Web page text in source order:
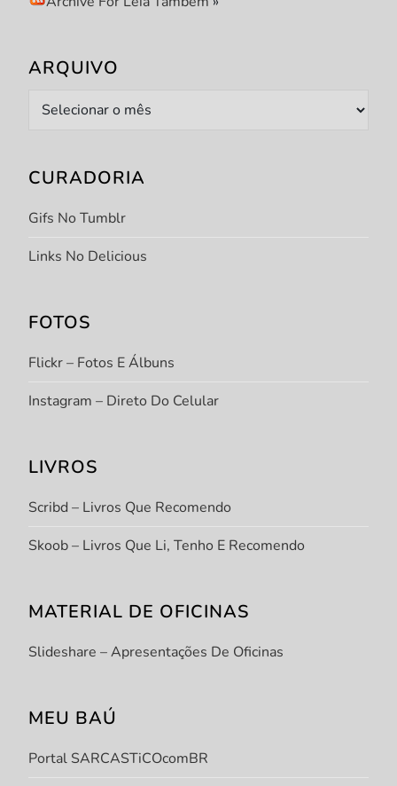
ARQUIVO
Arquivo
CURADORIA
Gifs No Tumblr
Links No Delicious
FOTOS
Flickr – Fotos E Álbuns
Instagram – Direto Do Celular
LIVROS
Scribd – Livros Que Recomendo
Skoob – Livros Que Li, Tenho E Recomendo
MATERIAL DE OFICINAS
Slideshare – Apresentações De Oficinas
MEU BAÚ
Portal SARCASTiCOcomBR